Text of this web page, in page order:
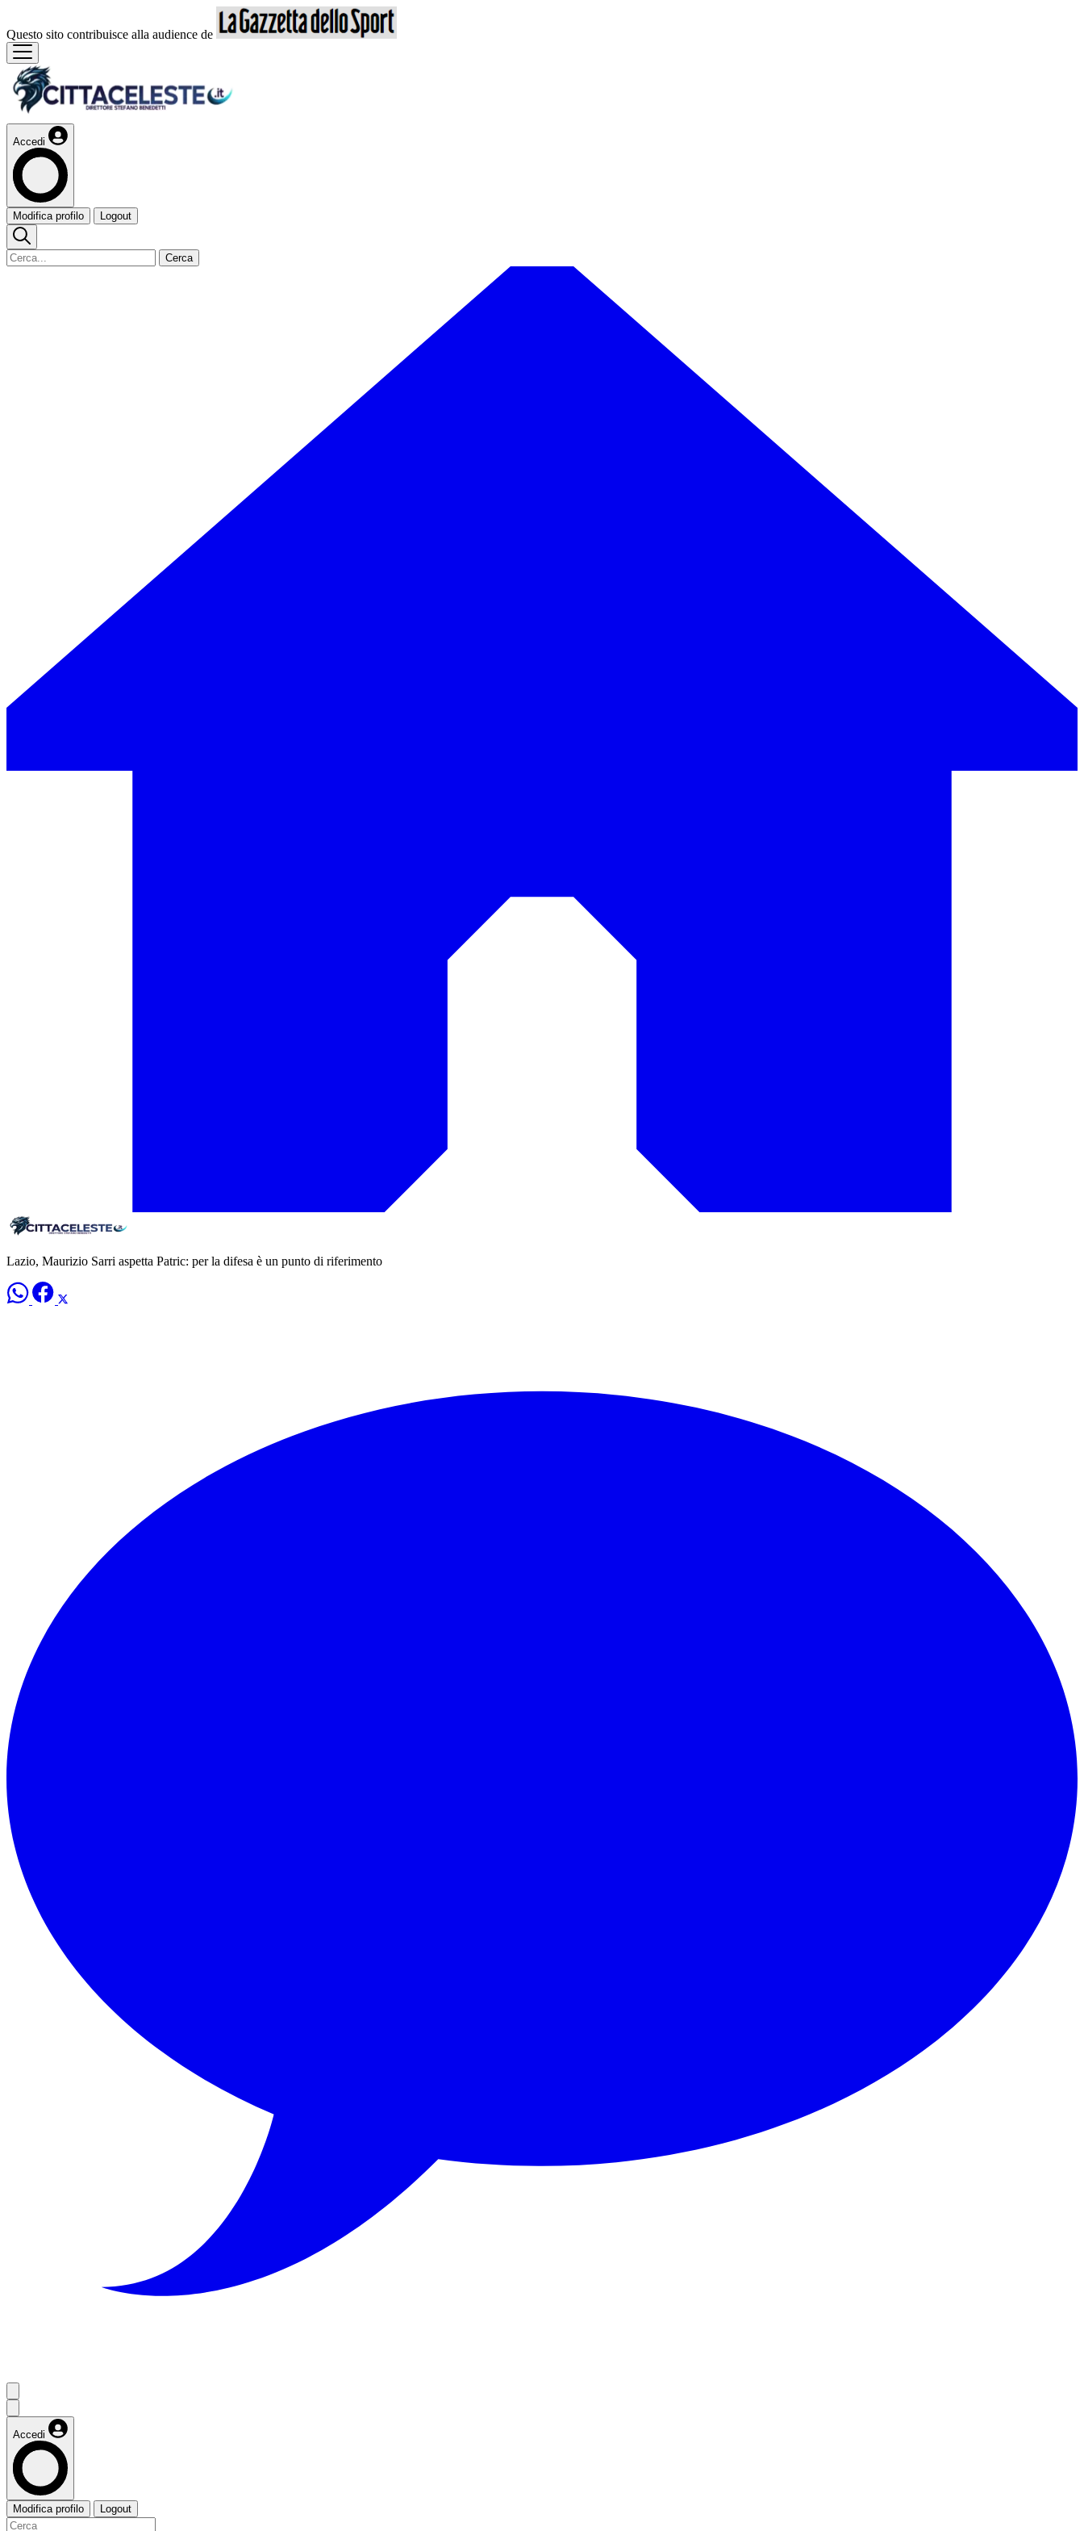
Questo sito contribuisce alla audience de
Accedi
Modifica profilo Logout
Cerca
Lazio, Maurizio Sarri aspetta Patric: per la difesa è un punto di riferimento
Accedi
Modifica profilo Logout